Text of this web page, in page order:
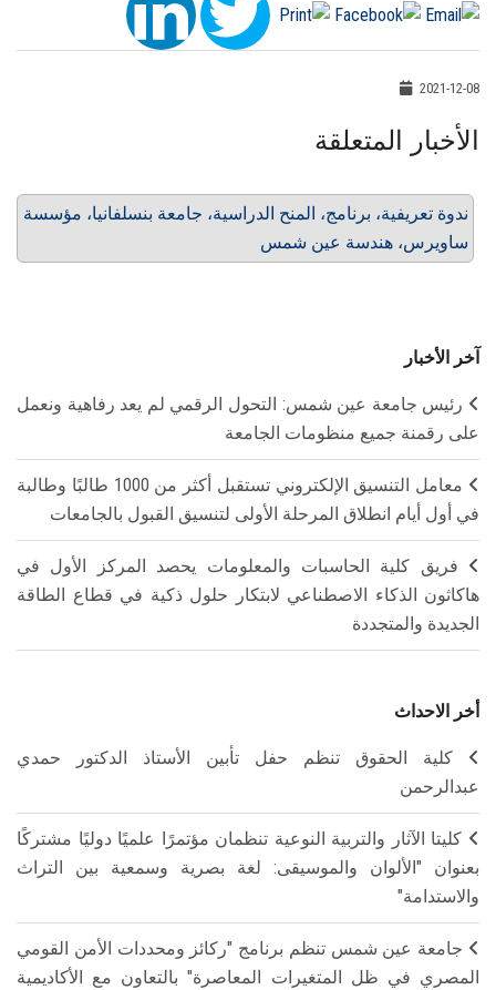
2021-12-08
الأخبار المتعلقة
ندوة تعريفية، برنامج، المنح الدراسية، جامعة بنسلفانيا، مؤسسة
ساويرس، هندسة عين شمس
آخر الأخبار
رئيس جامعة عين شمس: التحول الرقمي لم يعد رفاهية ونعمل
على رقمنة جميع منظومات الجامعة
معامل التنسيق الإلكتروني تستقبل أكثر من 1000 طالبًا وطالبة
في أول أيام انطلاق المرحلة الأولى لتنسيق القبول بالجامعات
فريق كلية الحاسبات والمعلومات يحصد المركز الأول في
هاكاثون الذكاء الاصطناعي لابتكار حلول ذكية في قطاع الطاقة
الجديدة والمتجددة
أخر الاحداث
كلية الحقوق تنظم حفل تأبين الأستاذ الدكتور حمدي
عبدالرحمن
كليتا الآثار والتربية النوعية تنظمان مؤتمرًا علميًا دوليًا مشتركًا
بعنوان "الألوان والموسيقى: لغة بصرية وسمعية بين التراث
والاستدامة"
جامعة عين شمس تنظم برنامج "ركائز ومحددات الأمن القومي
المصري في ظل المتغيرات المعاصرة" بالتعاون مع الأكاديمية